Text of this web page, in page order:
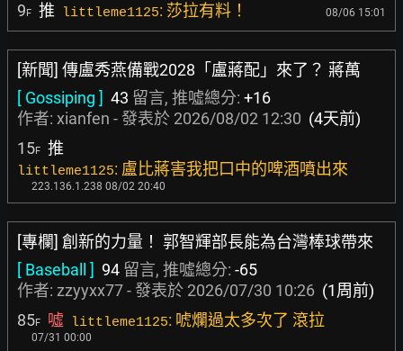
9F 推 littleme1125: 莎拉有料！ 08/06 15:01
[新聞] 傳盧秀燕備戰2028「盧蔣配」來了？ 蔣萬
[ Gossiping ] 43 留言, 推噓總分: +16
作者: xianfen - 發表於 2026/08/02 12:30 (4天前)
15F 推
littleme1125: 盧比蔣害我把口中的啤酒噴出來
223.136.1.238 08/02 20:40
[專欄] 創新的力量！ 郭智輝部長能為台灣棒球帶來
[ Baseball ] 94 留言, 推噓總分: -65
作者: zzyyxx77- 發表於 2026/07/30 10:26 (1周前)
85F 噓 littleme1125: 唬爛過太多次了 滾拉
07/31 00:00